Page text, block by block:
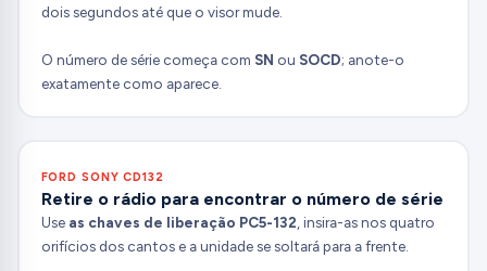
dois segundos até que o visor mude.
O número de série começa com SN ou SOCD; anote-o
exatamente como aparece.
FORD SONY CD132
Retire o rádio para encontrar o número de série
Use as chaves de liberação PC5-132 , insira-as nos quatro
orifícios dos cantos e a unidade se soltará para a frente.